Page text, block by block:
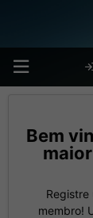
membro!